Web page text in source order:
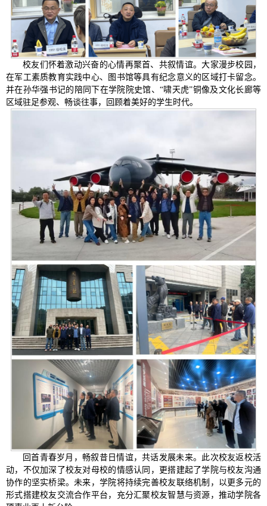
校友们怀着激动兴奋的心情再聚首、共叙情谊。大家漫步校园，
在军工素质教育实践中心、图书馆等具有纪念意义的区域打卡留念。
并在孙华强书记的陪同下在学院院史馆、“啸天虎”铜像及文化长廊等
区域驻足参观、畅谈往事，回顾着美好的学生时代。
回首青春岁月，畅叙昔日情谊，共话发展未来。此次校友返校活
动，不仅加深了校友对母校的情感认同，更搭建起了学院与校友沟通
协作的坚实桥梁。未来，学院将持续完善校友联络机制，以更多元的
形式搭建校友交流合作平台，充分汇聚校友智慧与资源，推动学院各